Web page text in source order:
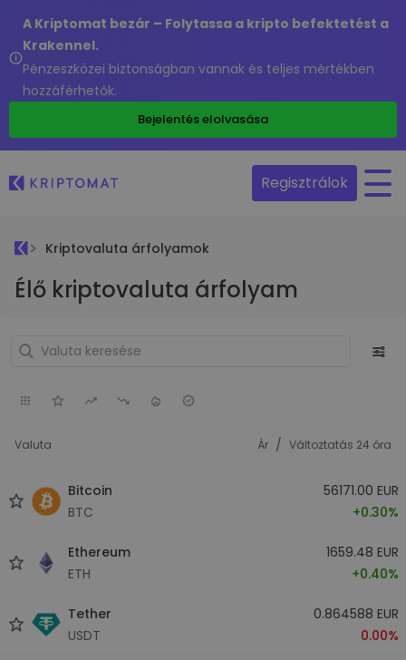
A Kriptomat bezár – Folytassa a kripto befektetést a
Krakennel.
Pénzeszközei biztonságban vannak és teljes mértékben
hozzáférhetők.
Bejelentés elolvasása
Regisztrálok
Kriptovaluta árfolyamok
Élő kriptovaluta árfolyam
Valuta Ár / Változtatás 24 óra
Bitcoin
BTC
56171.00 EUR
+0.30%
Ethereum
ETH
1659.48 EUR
+0.40%
Tether
USDT
0.864588 EUR
0.00%